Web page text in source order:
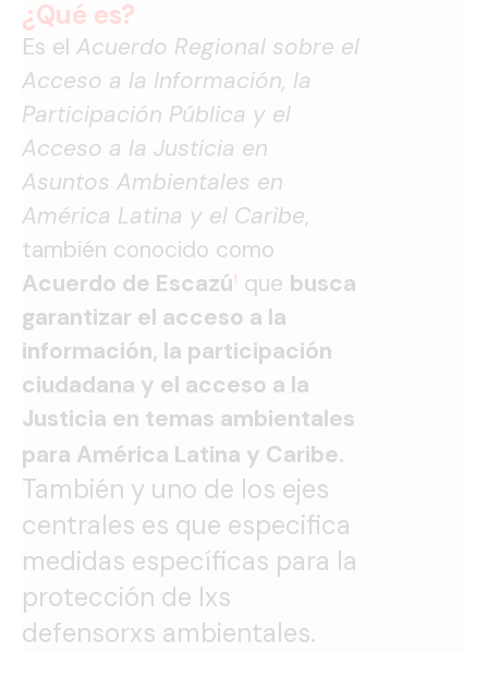
¿Qué es?
Es el Acuerdo Regional sobre el
Acceso a la Información, la
Participación Pública y el
Acceso a la Justicia en
Asuntos Ambientales en
América Latina y el Caribe,
también conocido como
Acuerdo de Escazú¹ que busca
garantizar el acceso a la
información, la participación
ciudadana y el acceso a la
Justicia en temas ambientales
para América Latina y Caribe.
También y uno de los ejes
centrales es que especifica
medidas específicas para la
protección de lxs
defensorxs ambientales.